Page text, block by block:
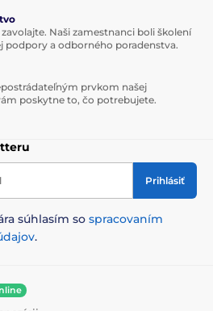
sú 90x90 cm a maximálne
riešenie
Naši zamestnanci boli školení
podpory a odborného poradenstva.
prvkom našej
poskytne to, čo potrebujete.
Prihlásiť
súhlasím so spracovaním
.